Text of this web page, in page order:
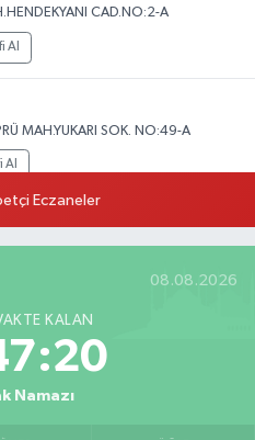
CAD.NO:2-A
Al
MAH.YUKARI SOK. NO:49-A
Al
Eczaneler
08.08.2026
KALAN
Namazı